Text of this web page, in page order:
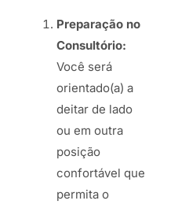
Preparação no
Consultório:
Você será
orientado(a) a
deitar de lado
ou em outra
posição
confortável que
permita o